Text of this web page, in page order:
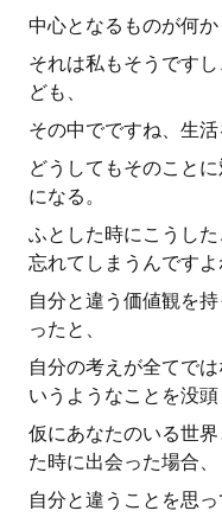
中心となるものが何か
それは私もそうです
ども、
その中でですね、生活
どうしてもそのこと
になる。
ふとした時にこうした
忘れてしまうんですよ
自分と違う価値観を
ったと、
自分の考えが全てで
いうようなことを没頭
仮にあなたのいる世
た時に出会った場合、
自分と違うことを思